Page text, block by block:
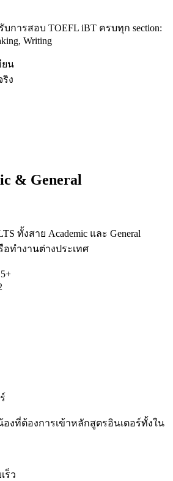
การสอบ TOEFL iBT ครบทุก section:
Writing
ยน
ริง
& General
ทั้งสาย Academic และ General
อทำงานต่างประเทศ
องที่ต้องการเข้าหลักสูตรอินเตอร์ทั้งใน
ร็ว